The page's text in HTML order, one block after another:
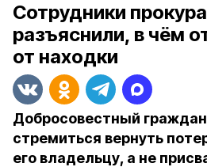
Сотрудники
разъяснили, в чём
от находки
Добросовестный
стремиться вернуть
его владельцу, а не